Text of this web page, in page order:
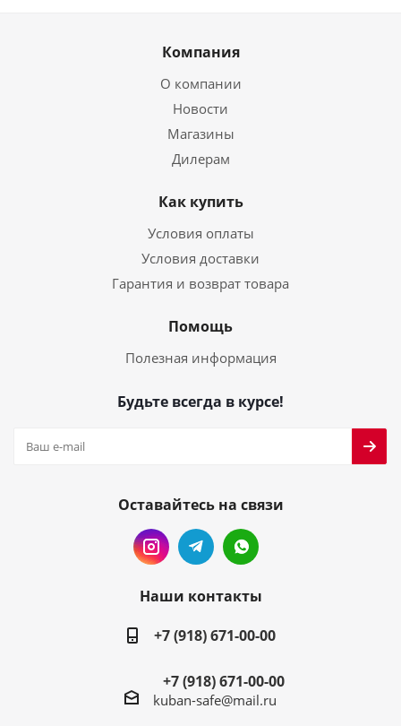
Компания
О компании
Новости
Магазины
Дилерам
Как купить
Условия оплаты
Условия доставки
Гарантия и возврат товара
Помощь
Полезная информация
Будьте всегда в курсе!
Оставайтесь на связи
Наши контакты
+7 (918) 671-00-00
+7 (918) 671-00-00
kuban-safe@mail.ru